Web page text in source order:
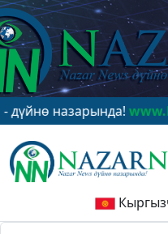
назарында!